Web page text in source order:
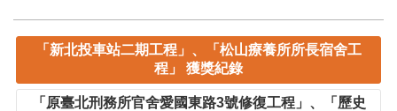
告
「新北投車站二期工程」、「松山療養所所長宿舍工
程」 獲獎紀錄
「原臺北刑務所官舍愛國東路3號修復工程」、「歷史